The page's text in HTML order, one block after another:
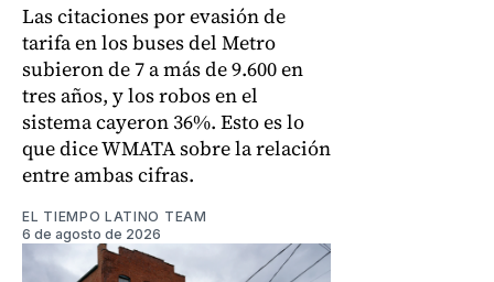
Las citaciones por evasión de
tarifa en los buses del Metro
subieron de 7 a más de 9.600 en
tres años, y los robos en el
sistema cayeron 36%. Esto es lo
que dice WMATA sobre la relación
entre ambas cifras.
EL TIEMPO LATINO TEAM
6 de agosto de 2026